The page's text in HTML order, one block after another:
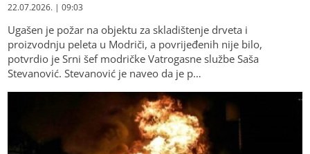
22.07.2026. | 09:03
Ugašen je požar na objektu za skladištenje drveta i
proizvodnju peleta u Modriči, a povrijeđenih nije bilo,
potvrdio je Srni šef modričke Vatrogasne službe Saša
Stevanović. Stevanović je naveo da je p…